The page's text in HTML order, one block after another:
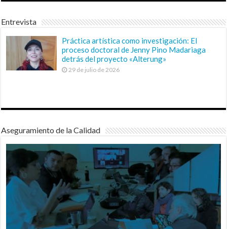
Entrevista
Práctica artística como investigación: El
proceso doctoral de Jenny Pino Madariaga
detrás del proyecto «Alterung»
29 de julio de 2026
Aseguramiento de la Calidad